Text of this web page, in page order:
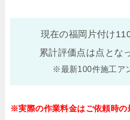
現在の福岡片付け
累計評価点は点とな
※最新100件施工ア
※実際の作業料金はご依頼時の